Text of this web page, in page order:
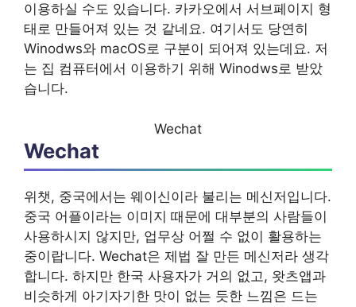
이용하실 수도 있습니다. 카카오에서 서브페이지 형
태로 만들어져 있는 것 같네요. 여기서도 당연히
Winodws와 macOS로 구분이 되어져 있는데요. 저
는 집 컴퓨터에서 이용하기 위해 Winodws로 받았
습니다.
Wechat
Wechat
위챗, 중국에서는 웨이신이라 불리는 메신저입니다.
중국 어플이라는 이미지 때문에 대부분의 사람들이
사용하시지 않지만, 업무상 어쩔 수 없이 활용하는
중이랍니다. Wechat은 제법 잘 만든 메신저라 생각
합니다. 하지만 한국 사용자가 거의 없고, 왓츠앱과
비슷하게 아기자기한 맛이 없는 듯한 느낌은 드는